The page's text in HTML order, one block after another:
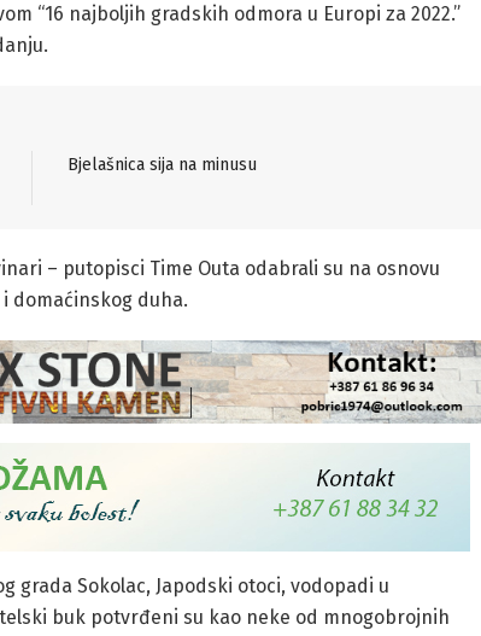
“16 najboljih gradskih odmora u Europi za 2022.”
Bjelašnica sija na minusu
– putopisci Time Outa odabrali su na osnovu
domaćinskog duha.
grada Sokolac, Japodski otoci, vodopadi u
buk potvrđeni su kao neke od mnogobrojnih